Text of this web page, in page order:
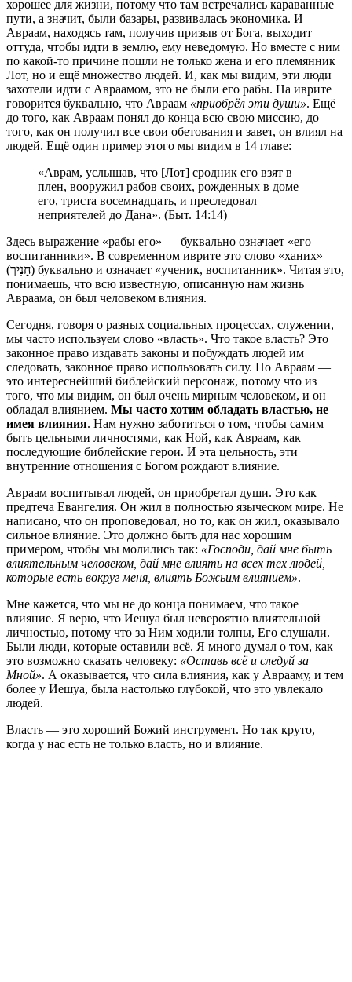
хорошее для жизни, потому что там встречались караванные
пути, а значит, были базары, развивалась экономика. И
Авраам, находясь там, получив призыв от Бога, выходит
оттуда, чтобы идти в землю, ему неведомую. Но вместе с ним
по какой-то причине пошли не только жена и его племянник
Лот, но и ещё множество людей. И, как мы видим, эти люди
захотели идти с Авраамом, это не были его рабы. На иврите
говорится буквально, что Авраам «приобрёл эти души». Ещё
до того, как Авраам понял до конца всю свою миссию, до
того, как он получил все свои обетования и завет, он влиял на
людей. Ещё один пример этого мы видим в 14 главе:
«Аврам, услышав, что [Лот] сродник его взят в
плен, вооружил рабов своих, рожденных в доме
его, триста восемнадцать, и преследовал
неприятелей до Дана». (Быт. 14:14)
Здесь выражение «рабы его» — буквально означает «его
воспитанники». В современном иврите это слово «ханих»
(חָנִיך) буквально и означает «ученик, воспитанник». Читая это,
понимаешь, что всю известную, описанную нам жизнь
Авраама, он был человеком влияния.
Сегодня, говоря о разных социальных процессах, служении,
мы часто используем слово «власть». Что такое власть? Это
законное право издавать законы и побуждать людей им
следовать, законное право использовать силу. Но Авраам —
это интереснейший библейский персонаж, потому что из
того, что мы видим, он был очень мирным человеком, и он
обладал влиянием. Мы часто хотим обладать властью, не
имея влияния. Нам нужно заботиться о том, чтобы самим
быть цельными личностями, как Ной, как Авраам, как
последующие библейские герои. И эта цельность, эти
внутренние отношения с Богом рождают влияние.
Авраам воспитывал людей, он приобретал души. Это как
предтеча Евангелия. Он жил в полностью языческом мире. Не
написано, что он проповедовал, но то, как он жил, оказывало
сильное влияние. Это должно быть для нас хорошим
примером, чтобы мы молились так: «Господи, дай мне быть
влиятельным человеком, дай мне влиять на всех тех людей,
которые есть вокруг меня, влиять Божьим влиянием».
Мне кажется, что мы не до конца понимаем, что такое
влияние. Я верю, что Иешуа был невероятно влиятельной
личностью, потому что за Ним ходили толпы, Его слушали.
Были люди, которые оставили всё. Я много думал о том, как
это возможно сказать человеку: «Оставь всё и следуй за
Мной». А оказывается, что сила влияния, как у Аврааму, и тем
более у Иешуа, была настолько глубокой, что это увлекало
людей.
Власть — это хороший Божий инструмент. Но так круто,
когда у нас есть не только власть, но и влияние.